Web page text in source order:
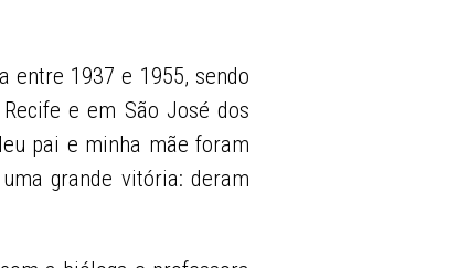
entre 1937 e 1955, sendo
e em São José dos
pai e minha mãe foram
grande vitória: deram